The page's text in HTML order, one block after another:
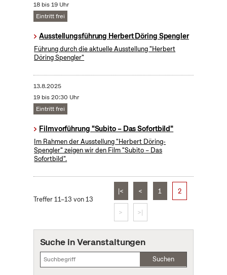
18 bis 19 Uhr
Eintritt frei
Ausstellungsführung Herbert Döring Spengler
Führung durch die aktuelle Ausstellung "Herbert
Döring Spengler"
13.8.2025
19 bis 20:30 Uhr
Eintritt frei
Filmvorführung "Subito – Das Sofortbild"
Im Rahmen der Ausstellung "Herbert Döring-
Spengler" zeigen wir den Film "Subito – Das
Sofortbild".
Treffer 11–13 von 13
|< < 1 2
> >|
Suche in Veranstaltungen
Suchen